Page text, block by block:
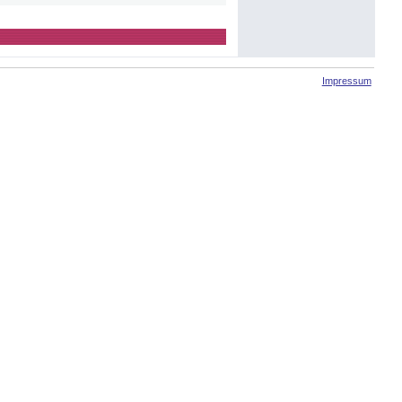
Impressum